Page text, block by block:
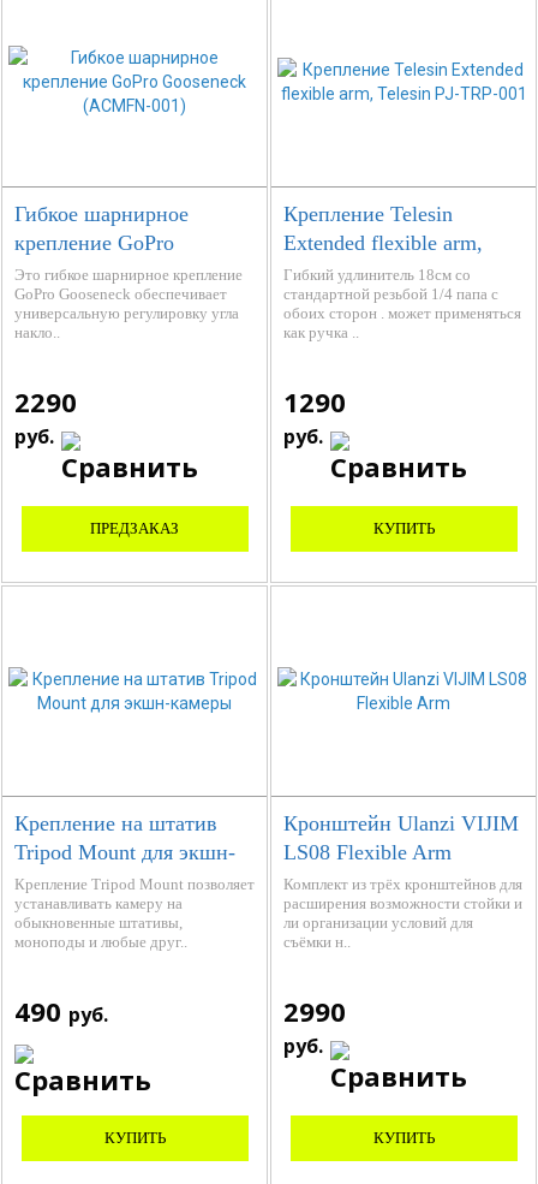
Гибкое шарнирное
крепление GoPro
Gooseneck (ACMFN-001)
Это гибкое шарнирное крепление
GoPro Gooseneck обеспечивает
универсальную регулировку угла
накло..
2290
руб.
ПРЕДЗАКАЗ
Крепление Telesin
Extended flexible arm,
Telesin PJ-TRP-001
Гибкий удлинитель 18см со
стандартной резьбой 1/4 папа с
обоих сторон . может применяться
как ручка ..
1290
руб.
КУПИТЬ
Крепление на штатив
Tripod Mount для экшн-
камеры
Крепление Tripod Mount позволяет
устанавливать камеру на
обыкновенные штативы,
моноподы и любые друг..
490 руб.
КУПИТЬ
Кронштейн Ulanzi VIJIM
LS08 Flexible Arm
Комплект из трёх кронштейнов для
расширения возможности стойки и
ли организации условий для
съёмки н..
2990
руб.
КУПИТЬ